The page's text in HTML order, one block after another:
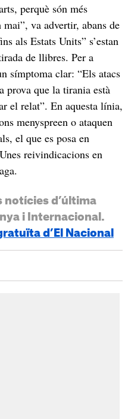
perquè són més
va advertir, abans de
als Estats Units” s’estan
de llibres. Per a
símptoma clar: “Els atacs
prova que la tirania està
el relat”. En aquesta línia,
menyspreen o ataquen
el que es posa en
reivindicacions en
notícies d’última
i Internacional.
d’El Nacional